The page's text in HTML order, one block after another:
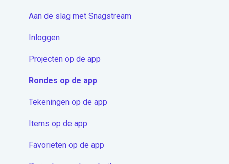
Account activeren & Inloggen
Projecten module
Mappen
Documenten
Berichten
Contactenmodule
Proceduremodule
Aan de slag met Snagstream
Inloggen
Projecten op de app
Rondes op de app
Tekeningen op de app
Items op de app
Favorieten op de app